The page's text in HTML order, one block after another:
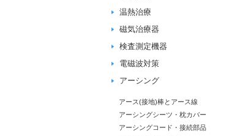
温熱治療
磁気治療器
検査測定機器
電磁波対策
アーシング
アース(接地)棒とアース線
アーシングシーツ・枕カバー
アーシングコード・接続部品